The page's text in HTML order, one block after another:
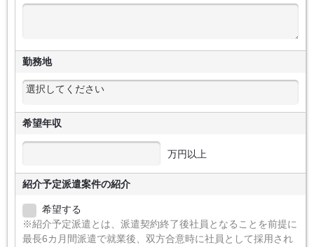
勤務地
希望年収
万円以上
紹介予定派遣案件の紹介
希望する
※紹介予定派遣とは、派遣契約終了後社員となることを前提に
最長6カ月間派遣で就業後、双方合意時に社員として採用され